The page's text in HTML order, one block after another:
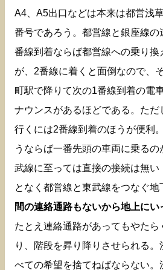
A4、A5出口などは本来は都営浅
番号であろう。都営線と銀座線の
番線到着ならば都営線への乗り
が、2番線に着くと面倒なので、
町駅で降りて次の1番線到着の電
ナウンスがあるほどである。ただ
行くには2番線到着のほうが便利
うならば一番先頭の車両に乗る
武線に至っては直接の接続は無い
となく都営線と東武線をつなぐ地
間の連絡通路もないから地上に
たとえ連絡通路があってもやた
り、階段を昇り降りさせられる
べての希望を捨てねばならない